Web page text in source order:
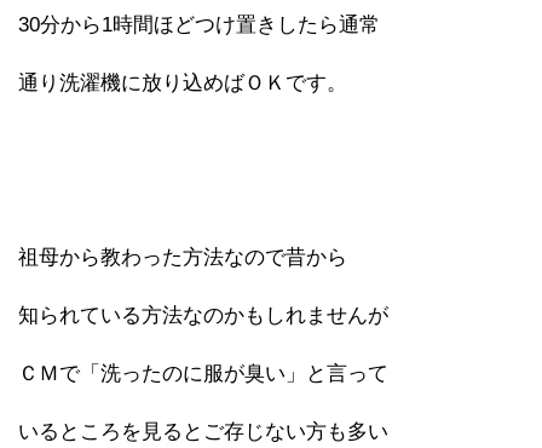
30分から1時間ほどつけ置きしたら通常
通り洗濯機に放り込めばＯＫです。
祖母から教わった方法なので昔から
知られている方法なのかもしれませんが
ＣＭで「洗ったのに服が臭い」と言って
いるところを見るとご存じない方も多い